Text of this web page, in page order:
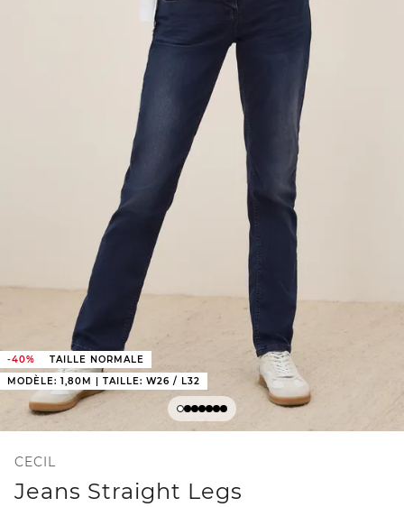
-40%
TAILLE NORMALE
MODÈLE: 1,80M | TAILLE: W26 / L32
CECIL
Jeans Straight Legs